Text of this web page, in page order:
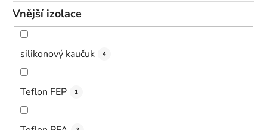
Vnější izolace
silikonový kaučuk 4
Teflon FEP 1